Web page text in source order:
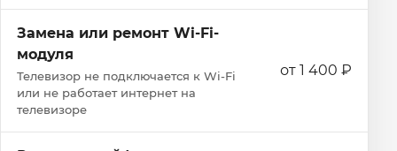
Замена или ремонт Wi‑Fi-
модуля
Телевизор не подключается к Wi‑Fi
или не работает интернет на
телевизоре
от 1 400 ₽